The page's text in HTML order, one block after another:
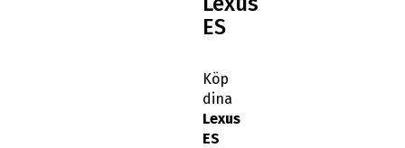
ES
Köp
dina
Lexus
ES